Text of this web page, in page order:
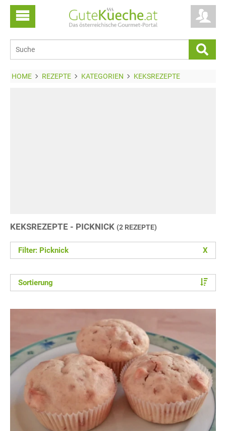
HOME REZEPTE KATEGORIEN KEKSREZEPTE
KEKSREZEPTE - PICKNICK (2 REZEPTE)
Filter: Picknick X
Sortierung